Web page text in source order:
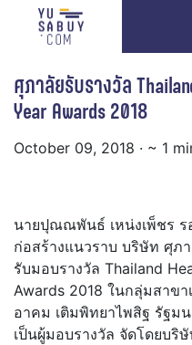
ศุภาลัยรับรางวัล
Year Awards 2018
October 09, 2018 · ~ 1
นายปุณณพันธ์ เหน่งเพ็ชร ร
ก่อสร้างแนวราบ บริษัท ศุภ
รับมอบรางวัล Thailand
Awards 2018 ในกลุ่มสาข
อาคม เติมพิทยาไพสิฐ รัฐม
เป็นผู้มอบรางวัล จัดโดยบริษั